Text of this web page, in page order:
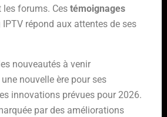
les forums. Ces témoignages
répond aux attentes de ses
nouveautés à venir
nouvelle ère pour ses
innovations prévues pour 2026.
par des améliorations